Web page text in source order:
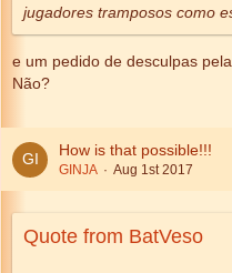
jugadores tramposos como
e um pedido de desculpas
Não?
How is that possible!!!
GINJA Aug 1st 2017
Quote from BatVeso